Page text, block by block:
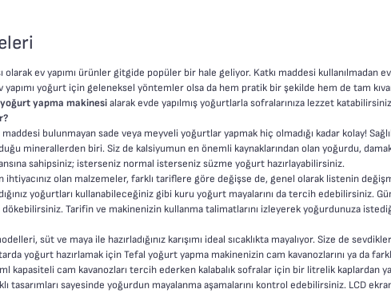
olarak ev yapımı ürünler gitgide popüler bir hale geliyor. Katkı maddesi kullanılmadan
yapımı yoğurt için geleneksel yöntemler olsa da hem pratik bir şekilde hem de tam
yoğurt yapma makinesialarak evde yapılmış yoğurtlarla sofralarınıza lezzet
bulunmayan sade veya meyveli yoğurtlar yapmak hiç olmadığı kadar kolay! Sağlık uzmanlarının da
minerallerden biri. Siz de kalsiyumun en önemli kaynaklarından olan yoğurdu,
sahipsiniz; isterseniz normal isterseniz süzme yoğurt hazırlayabilirsiniz.
olan malzemeler, farklı tariflere göre değişse de, genel olarak listenin değişmez ikilisi
yoğurtları kullanabileceğiniz gibi kuru yoğurt mayalarını da tercih edebilirsiniz.
dökebilirsiniz. Tarifin ve makinenizin kullanma talimatlarını izleyerek yoğurdunuza
süt ve maya ile hazırladığınız karışımı ideal sıcaklıkta mayalıyor. Size de
yoğurt hazırlamak için Tefal yoğurt yapma makinenizin cam kavanozlarını ya da
kapasiteli cam kavanozları tercih ederken kalabalık sofralar için bir litrelik kaplardan
tasarımları sayesinde yoğurdun mayalanma aşamalarını kontrol edebilirsiniz. LCD